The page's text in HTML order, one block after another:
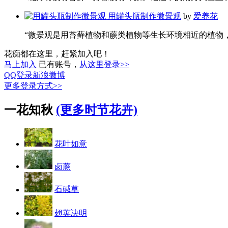
用罐头瓶制作微景观 by 爱养花
“微景观是用苔藓植物和蕨类植物等生长环境相近的植物
花痴都在这里，赶紧加入吧！
马上加入 已有账号， 从这里登录>>
QQ登录新浪微博
更多登录方式>>
一花知秋 (更多时节花卉)
花叶如意
卤蕨
石碱草
翅荚决明